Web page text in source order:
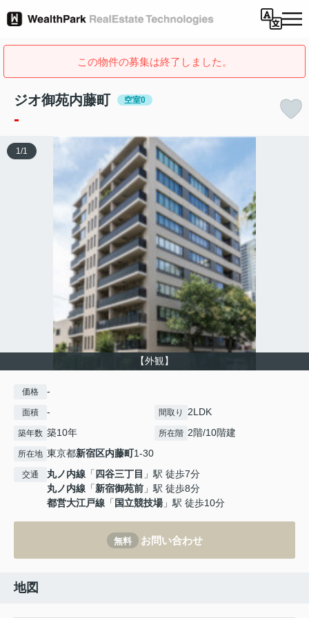
この物件の募集は終了しました。
ジオ御苑内藤町 空室0
-
【外観】
1/1
価格 -
面積 - 間取り 2LDK
築年数 築10年 所在階 2階/10階建
所在地 東京都新宿区内藤町1-30
交通 丸ノ内線 「 四谷三丁目 」駅 徒歩7分
丸ノ内線 「新宿御苑前 」駅 徒歩8分
都営大江戸線 「 国立競技場」駅 徒歩10分
無料 お問い合わせ
地図